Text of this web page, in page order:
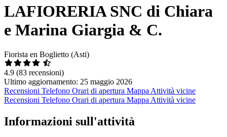
LAFIORERIA SNC di Chiara
e Marina Giargia & C.
Fiorista en Boglietto (Asti)
4.9 (83 recensioni)
Ultimo aggiornamento: 25 maggio 2026
Recensioni Telefono Orari di apertura Mappa Attività vicine
Recensioni Telefono Orari di apertura Mappa Attività vicine
Informazioni sull'attività